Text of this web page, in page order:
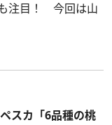
注目！ 今回は山
スカ「6品種の桃